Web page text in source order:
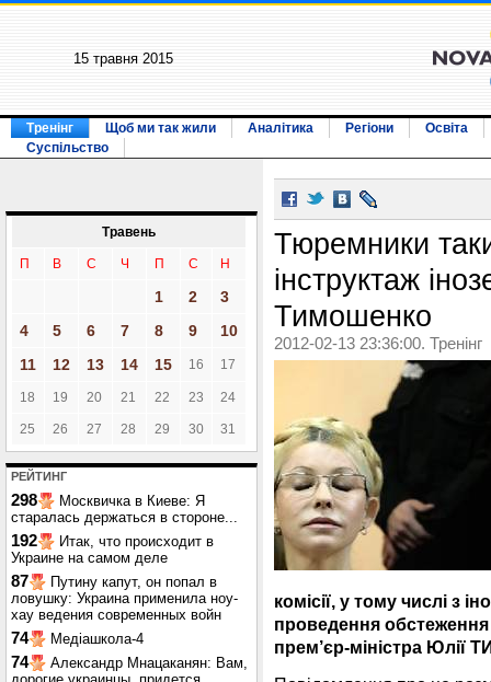
15 травня 2015
Тренінг Щоб ми так жили Аналітика Регіони
Освіта
Суспільство
Травень
П В С Ч П С Н
1 2
3
4
5 6 7 8 9
10
11
12 13 14 15 16 17
18 19 20 21 22 23 24
25 26 27 28 29 30 31
РЕЙТИНГ
298
Москвичка в Киеве: Я
старалась держаться в стороне...
192
Итак, что происходит в
Украине на самом деле
87
Путину капут, он попал в
ловушку: Украина применила ноу-
хау ведения современных войн
74 Медіашкола-4
74
Александр Мнацаканян: Вам,
Тюремники
інструктаж
Тимошенко
2012-02-13 23:36:00. Тренінг
комісії, у тому числі з
проведення
прем’єр-міністра